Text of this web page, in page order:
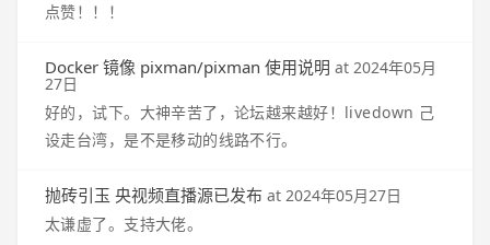
点赞！！！
Docker 镜像 pixman/pixman 使用说明 at 2024年05月
27日
好的，试下。大神辛苦了，论坛越来越好！livedown 己
设走台湾，是不是移动的线路不行。
抛砖引玉 央视频直播源已发布 at 2024年05月27日
太谦虚了。支持大佬。